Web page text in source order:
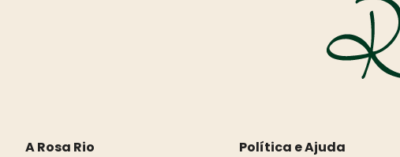
A Rosa Rio
Política e Ajuda